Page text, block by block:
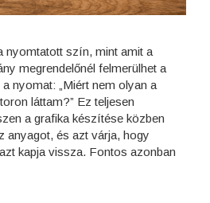
nyomtatott szín, mint amit a
megrendelőnél felmerülhet a
nyomat: „Miért nem olyan a
láttam?” Ez teljesen
a grafika készítése közben
anyagot, és azt várja, hogy
kapja vissza. Fontos azonban